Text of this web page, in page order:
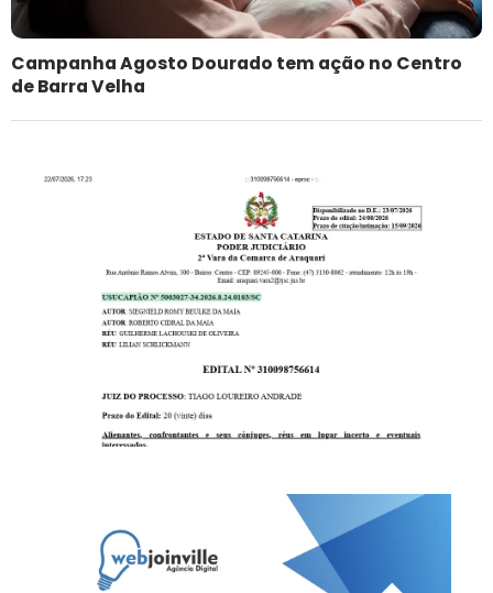
Campanha Agosto Dourado tem ação no Centro
de Barra Velha